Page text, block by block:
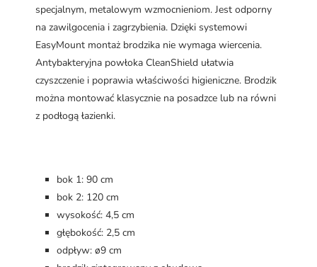
specjalnym, metalowym wzmocnieniom. Jest odporny
na zawilgocenia i zagrzybienia. Dzięki systemowi
EasyMount montaż brodzika nie wymaga wiercenia.
Antybakteryjna powłoka CleanShield ułatwia
czyszczenie i poprawia właściwości higieniczne. Brodzik
można montować klasycznie na posadzce lub na równi
z podłogą łazienki.
bok 1: 90 cm
bok 2: 120 cm
wysokość: 4,5 cm
głębokość: 2,5 cm
odpływ: ø9 cm